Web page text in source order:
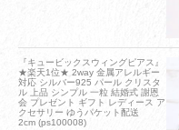
『キュービックスウィングピアス』
★楽天1位★ 2way 金属アレルギー
対応 シルバー925 パール クリスタ
ル 上品 シンプル 一粒 結婚式 謝恩
会 プレゼント ギフト レディース ア
クセサリー ゆうパケット配送
2cm (ps100008)